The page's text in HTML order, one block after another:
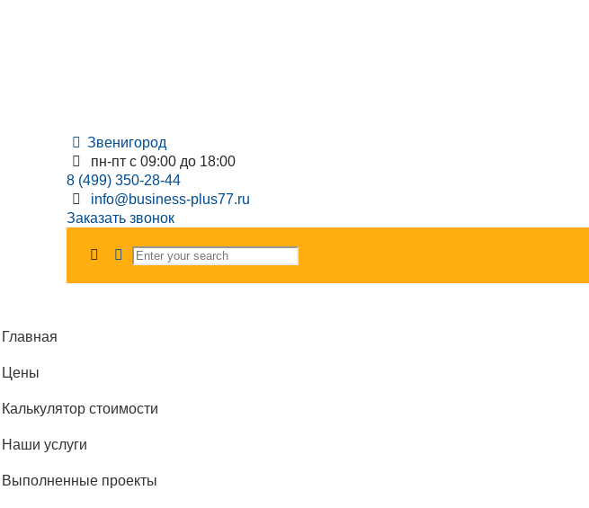
Звенигород
пн-пт с 09:00 до 18:00
8 (499) 350-28-44
info@business-plus77.ru
Заказать звонок
Главная
Цены
Калькулятор стоимости
Наши услуги
Выполненные проекты